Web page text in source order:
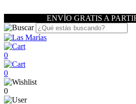
ENVÍO GRATIS A
0
0
0